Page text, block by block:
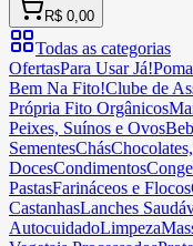
R$ 0,00
Todas as categorias
OfertasPara Usar Já!
Bem Na Fito!Clube de
Própria Fito Orgânicos
Peixes, Suínos e Ovos
SementesChás
DocesCondimentos
PastasFarináceos e Flocos
CastanhasLanches
AutocuidadoLimpeza